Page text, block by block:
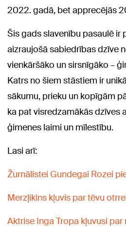
2022. gadā, bet apprecējās
Šis gads slavenību pasaulē ir
aizraujošā sabiedrības dzīve
vienkāršāko un sirsnīgāko –
Katrs no šiem stāstiem ir
sākumu, prieku un kopīgām
ka pat visredzamākās dzīves
ģimenes laimi un mīlestību.
Lasi arī:
Žurnālistei Gundegai Rozei
Merzļikins kļuvis par tēvu
Aktrise Inga Tropa kļuvusi